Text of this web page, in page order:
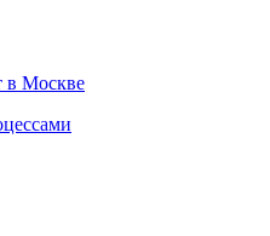
в Москве